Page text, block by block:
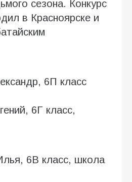
сезона. Конкурс
в Красноярске и
6П класс
6Г класс,
6В класс, школа